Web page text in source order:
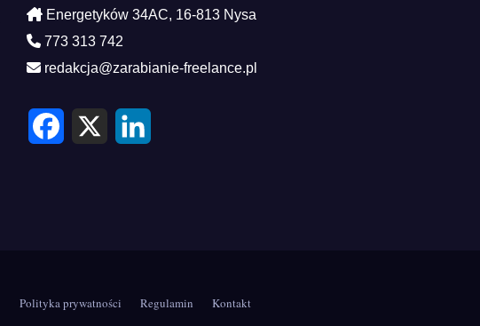
Energetyków 34AC, 16-813 Nysa
773 313 742
redakcja@zarabianie-freelance.pl
F
c
X
L
n
Polityka prywatności Regulamin Kontakt